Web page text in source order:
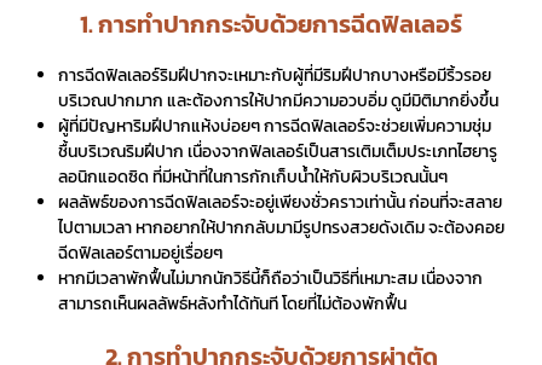
1. การทำปากกระจับด้วยการฉีดฟิลเลอร์
การฉีดฟิลเลอร์ริมฝีปากจะเหมาะกับผู้ที่มีริมฝีปากบางหรือมีริ้วรอย
บริเวณปากมาก และต้องการให้ปากมีความอวบอิ่ม ดูมีมิติมากยิ่งขึ้น
ผู้ที่มีปัญหาริมฝีปากแห้งบ่อยๆ การฉีดฟิลเลอร์จะช่วยเพิ่มความชุ่ม
ชื้นบริเวณริมฝีปาก เนื่องจากฟิลเลอร์เป็นสารเติมเต็มประเภทไฮยารู
ลอนิกแอดซิด ที่มีหน้าที่ในการกักเก็บน้ำให้กับผิวบริเวณนั้นๆ
ผลลัพธ์ของการฉีดฟิลเลอร์จะอยู่เพียงชั่วคราวเท่านั้น ก่อนที่จะสลาย
ไปตามเวลา หากอยากให้ปากกลับมามีรูปทรงสวยดังเดิม จะต้องคอย
ฉีดฟิลเลอร์ตามอยู่เรื่อยๆ
หากมีเวลาพักฟื้นไม่มากนักวิธีนี้ก็ถือว่าเป็นวิธีที่เหมาะสม เนื่องจาก
สามารถเห็นผลลัพธ์หลังทำได้ทันที โดยที่ไม่ต้องพักฟื้น
2. การทำปากกระจับด้วยการผ่าตัด